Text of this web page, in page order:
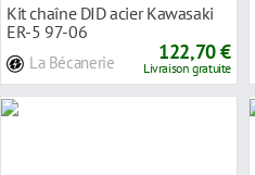
Kit chaîne DID acier Kawasaki
ER-5 97-06
La Bécanerie 122,70 €
Livraison gratuite